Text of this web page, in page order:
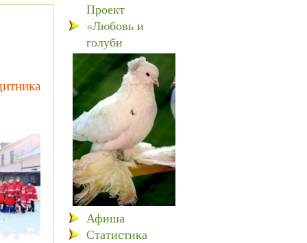
Проект
«Любовь и
голуби
Афиша
Статистика